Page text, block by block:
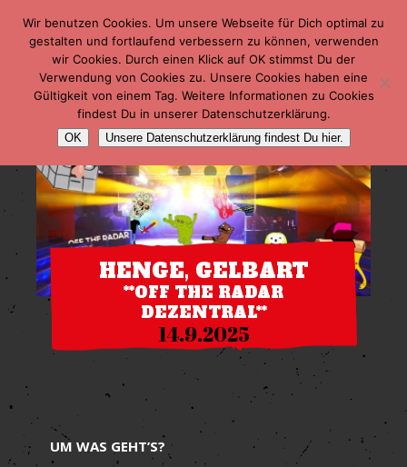
HENGE, GELBART
**OFF THE RADAR
DEZENTRAL**
14.9.2025
UM WAS GEHT’S?
Wir benutzen Cookies. Um unsere Webseite für Dich optimal zu
gestalten und fortlaufend verbessern zu können, verwenden
wir Cookies. Durch einen Klick auf OK stimmst Du der
Verwendung von Cookies zu. Unsere Cookies haben eine
Gültigkeit von einem Tag. Weitere Informationen zu Cookies
findest Du in unserer Datenschutzerklärung.
OK Unsere Datenschutzerklärung findest Du hier.